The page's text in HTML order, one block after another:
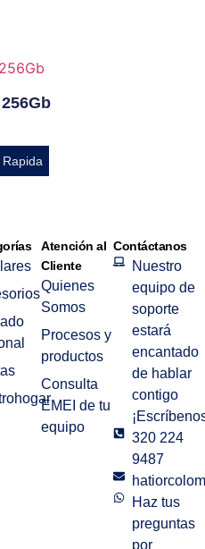
Rapida
Atención al
Cliente
Quienes
Somos
Procesos y
productos
Consulta
EMEI de tu
equipo
Contáctanos
Nuestro
equipo de
soporte
estará
encantado
de hablar
contigo
320 224
9487
Haz tus
preguntas
por